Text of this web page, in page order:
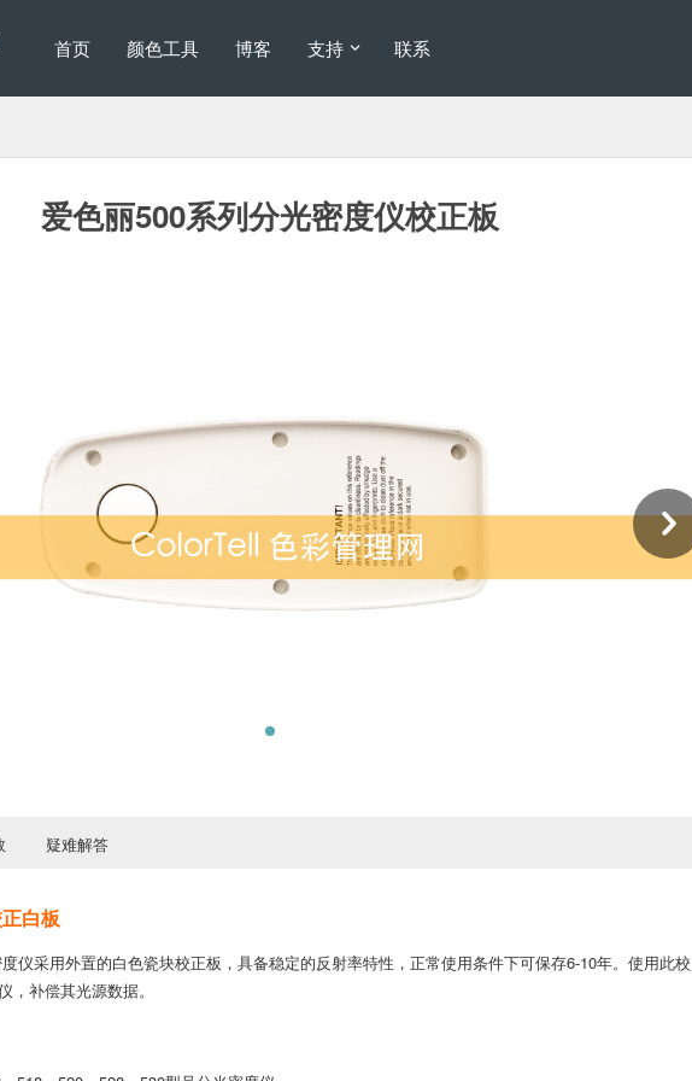
首页 颜色工具 博客 支持 联系
爱色丽500系列分光密度仪校正板
Slide
疑难解答
白板
仪采用外置的白色瓷块校正板，具备稳定的反射率特性，正常使用条件下可保存6-10年。使用此校
，补偿其光源数据。